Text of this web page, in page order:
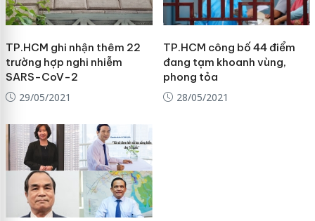
TP.HCM ghi nhận thêm 22
trường hợp nghi nhiễm
SARS-CoV-2
29/05/2021
TP.HCM công bố 44 điểm
đang tạm khoanh vùng,
phong tỏa
28/05/2021